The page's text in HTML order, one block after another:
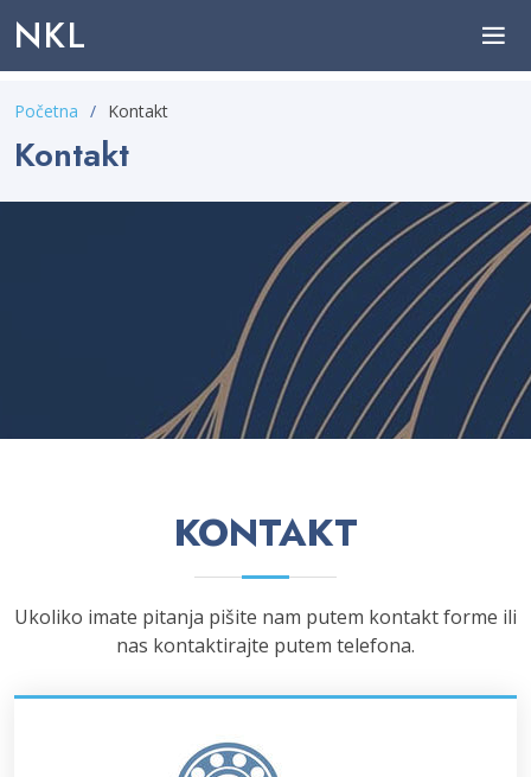
NKL
Početna Kontakt
Kontakt
KONTAKT
Ukoliko imate pitanja pišite nam putem kontakt forme ili
nas kontaktirajte putem telefona.